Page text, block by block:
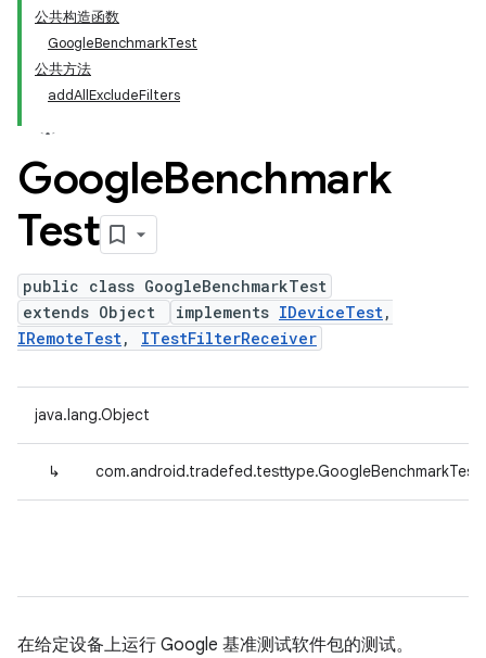
公共构造函数
GoogleBenchmarkTest
公共方法
addAllExcludeFilters
GoogleBenchmark
Test
public class GoogleBenchmarkTest
extends Object
implements IDeviceTest,
IRemoteTest, ITestFilterReceiver
java.lang.Object
↳ com.android.tradefed.testtype.GoogleBenchmarkTest
在给定设备上运行 Google 基准测试软件包的测试。